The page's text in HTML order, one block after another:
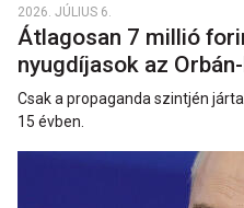
2026. JÚLIUS 6.
Átlagosan 7 millió
nyugdíjasok az
Csak a propaganda szintjén
15 évben.